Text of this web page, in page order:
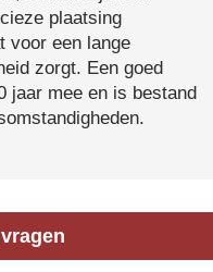
plaatsing
voor een lange
zorgt. Een goed
jaar mee en is bestand